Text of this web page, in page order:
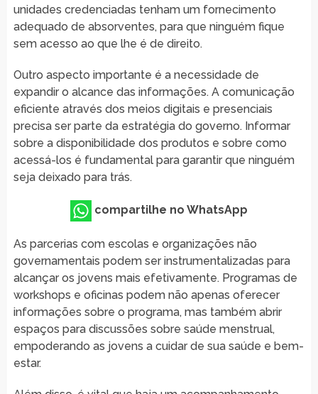
unidades credenciadas tenham um fornecimento
adequado de absorventes, para que ninguém fique
sem acesso ao que lhe é de direito.
Outro aspecto importante é a necessidade de
expandir o alcance das informações. A comunicação
eficiente através dos meios digitais e presenciais
precisa ser parte da estratégia do governo. Informar
sobre a disponibilidade dos produtos e sobre como
acessá-los é fundamental para garantir que ninguém
seja deixado para trás.
compartilhe no WhatsApp
As parcerias com escolas e organizações não
governamentais podem ser instrumentalizadas para
alcançar os jovens mais efetivamente. Programas de
workshops e oficinas podem não apenas oferecer
informações sobre o programa, mas também abrir
espaços para discussões sobre saúde menstrual,
empoderando as jovens a cuidar de sua saúde e bem-
estar.